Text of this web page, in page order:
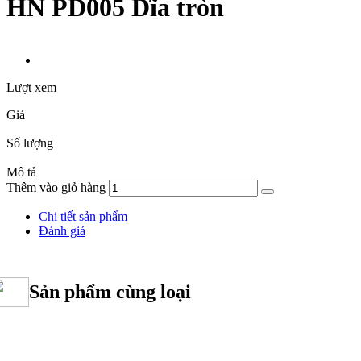
HN PD005 Dĩa tròn
Lượt xem
Giá
Số lượng
Mô tả
Thêm vào giỏ hàng
Chi tiết sản phẩm
Đánh giá
Sản phẩm cùng loại